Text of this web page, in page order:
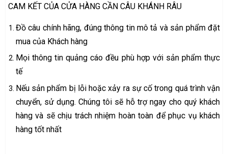
CAM KẾT CỦA CỬA HÀNG CẦN CÂU KHÁNH RÂU
Đồ câu chính hãng, đúng thông tin mô tả và sản phẩm đặt
mua của Khách hàng
Mọi thông tin quảng cáo đều phù hợp với sản phẩm thực
tế
Nếu sản phẩm bị lỗi hoặc xảy ra sự cố trong quá trình vận
chuyển, sử dụng. Chúng tôi sẽ hỗ trợ ngay cho quý khách
hàng và sẽ chịu trách nhiệm hoàn toàn để phục vụ khách
hàng tốt nhất